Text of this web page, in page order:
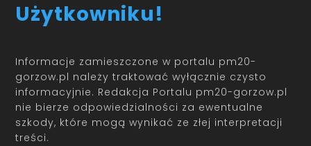
Użytkowniku!
Informacje zamieszczone w portalu pm20-
gorzow.pl należy traktować wyłącznie czysto
informacyjnie. Redakcja Portalu pm20-gorzow.pl
nie bierze odpowiedzialności za ewentualne
szkody, które mogą wynikać ze złej interpretacji
treści.